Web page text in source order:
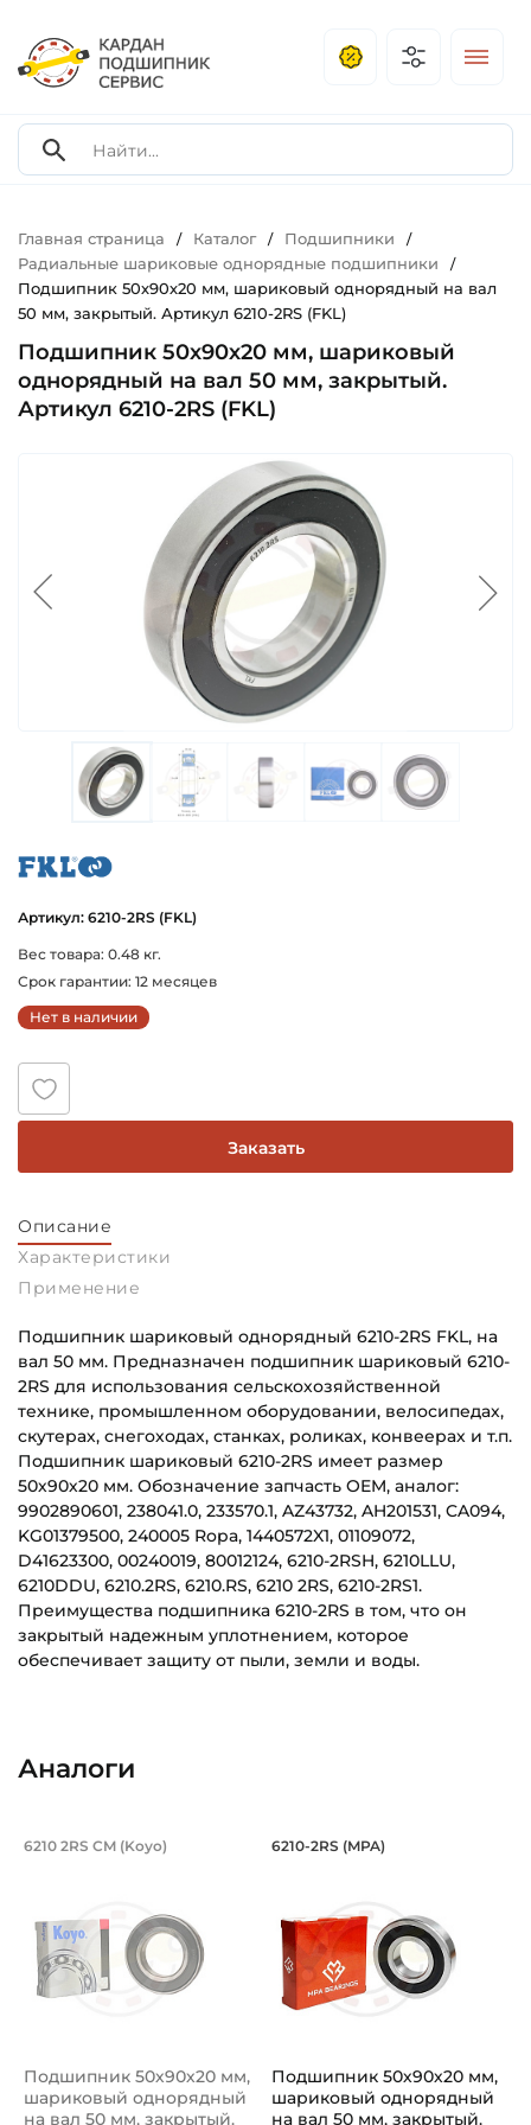
Главная страница / Каталог / Подшипники /
Радиальные шариковые однорядные подшипники /
Подшипник 50х90х20 мм, шариковый однорядный на вал
50 мм, закрытый. Артикул 6210-2RS (FKL)
Подшипник 50х90х20 мм, шариковый
однорядный на вал 50 мм, закрытый.
Артикул 6210-2RS (FKL)
Артикул: 6210-2RS (FKL)
Вес товара: 0.48 кг.
Срок гарантии: 12 месяцев
Нет в наличии
Заказать
Описание
Характеристики
Применение
Подшипник шариковый однорядный 6210-2RS FKL, на
вал 50 мм. Предназначен подшипник шариковый 6210-
2RS для использования сельскохозяйственной
технике, промышленном оборудовании, велосипедах,
скутерах, снегоходах, станках, роликах, конвеерах и т.п.
Подшипник шариковый 6210-2RS имеет размер
50х90х20 мм. Обозначение запчасть OEM, аналог:
9902890601, 238041.0, 233570.1, AZ43732, AH201531, CA094,
KG01379500, 240005 Ropa, 1440572X1, 01109072,
D41623300, 00240019, 80012124, 6210-2RSH, 6210LLU,
6210DDU, 6210.2RS, 6210.RS, 6210 2RS, 6210-2RS1.
Преимущества подшипника 6210-2RS в том, что он
закрытый надежным уплотнением, которое
обеспечивает защиту от пыли, земли и воды.
Наружный диаметр (D):
Ширина внутреннего кольца (B):
Ширина наружного кольца (С):
20 мм
Динамическая грузоподъёмность "C":
Статическая грузоподъёмность "Сo":
23,2 кН
Категория:
Аналоги
Подшипник 50х90х20 мм, шариковый
6210 2RS CM (Koyo)
Подшипник 50х90х20 мм,
шариковый однорядный
на вал 50 мм, закрытый.
Подшипник
6210-2RS (MPA)
Подшипник 50х90х20 мм,
шариковый однорядный
на вал 50 мм, закрытый.